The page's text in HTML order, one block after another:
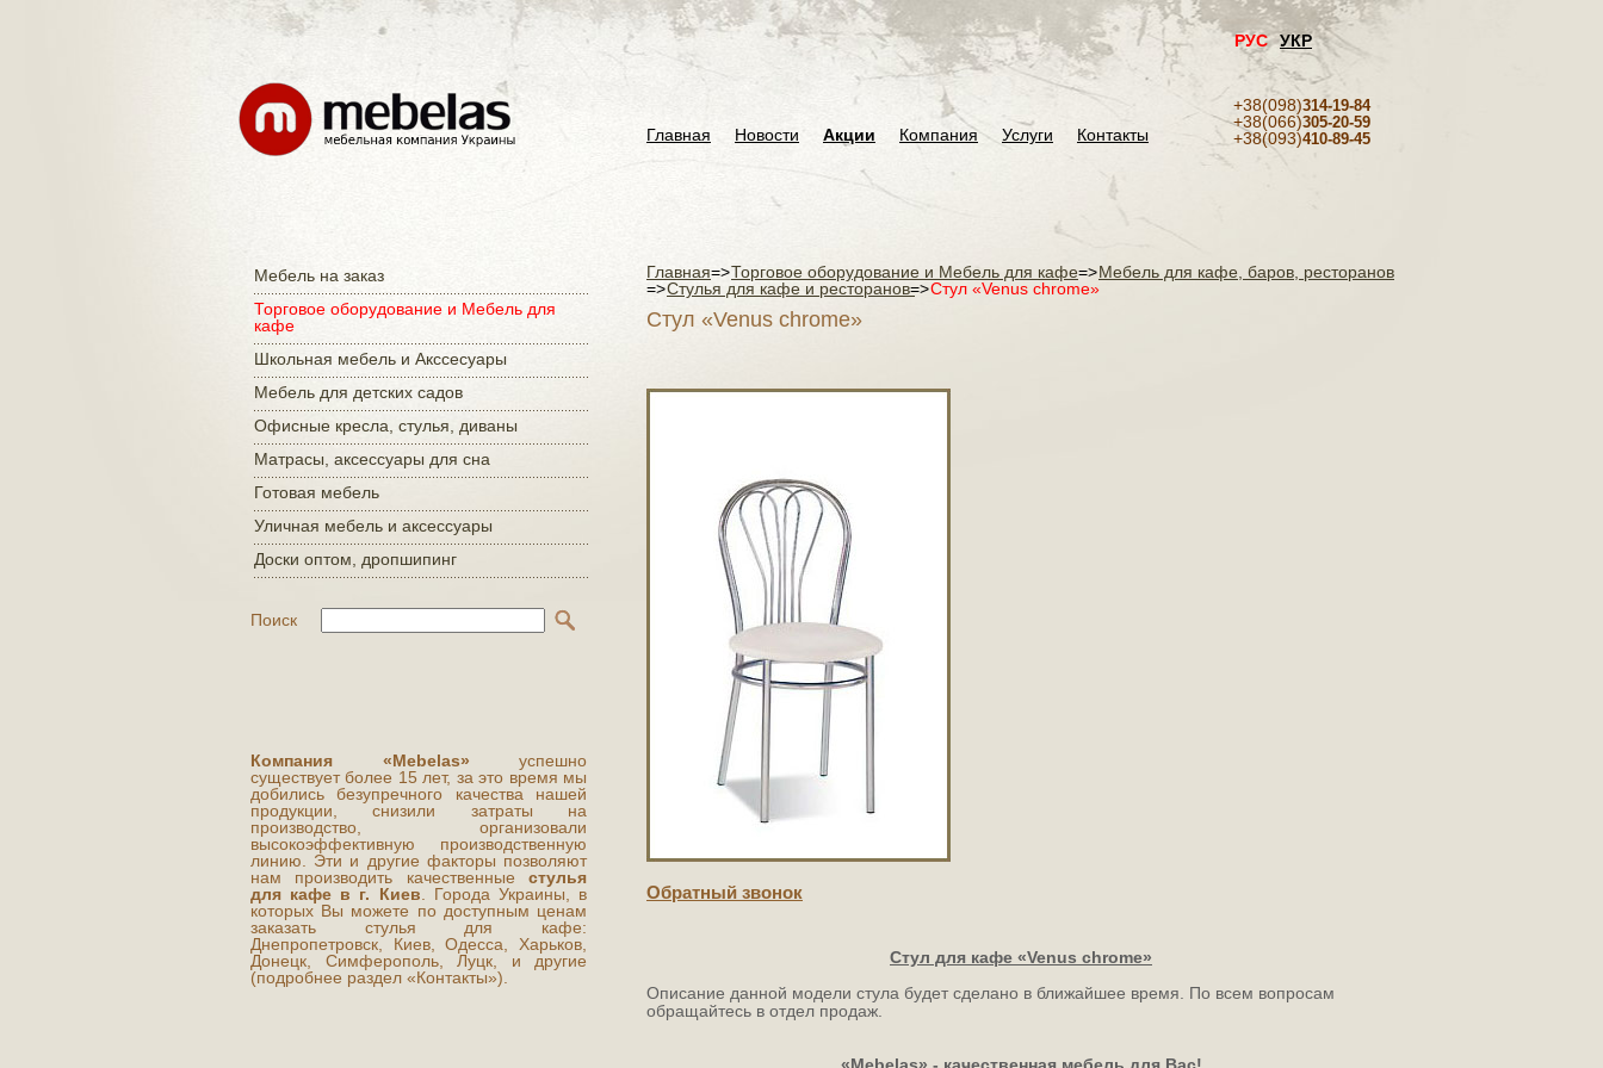
РУС УКР
Главная Новости Акции Компания Услуги Контакты
+38(098)314-19-84
+38(066)305-20-59
+38(093)410-89-45
Мебель на заказ
Торговое оборудование и Мебель для
кафе
Школьная мебель и Акссесуары
Мебель для детских садов
Офисные кресла, стулья, диваны
Матраcы, аксессуары для сна
Готовая мебель
Уличная мебель и аксессуары
Доски оптом, дропшипинг
Поиск
Компания «Mebelas» успешно
существует более 15 лет, за это время мы
добились безупречного качества нашей
продукции, снизили затраты на
производство, организовали
высокоэффективную производственную
линию. Эти и другие факторы позволяют
нам производить качественные стулья
для кафе в г. Киев . Города Украины, в
которых Вы можете по доступным ценам
заказать стулья для кафе:
Днепропетровск, Киев, Одесса, Харьков,
Донецк, Симферополь, Луцк, и другие
(подробнее раздел «Контакты»).
Главная=>Торговое оборудование и Мебель для кафе=>Мебель для кафе, баров, ресторанов
=>Стулья для кафе и ресторанов=>Стул «Venus chrome»
Стул «Venus chrome»
Обратный звонок
Стул для кафе «Venus chrome»
Описание данной модели стула будет сделано в ближайшее время. По всем вопросам
обращайтесь в отдел продаж.